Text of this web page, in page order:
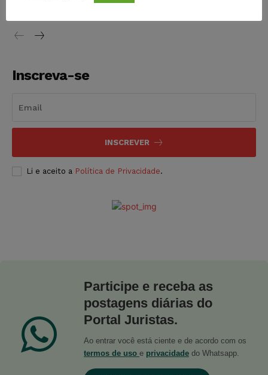
Inscreva-se
INSCREVER
Li e aceito a Política de Privacidade.
Participe e receba as
postagens diárias do
Portal Juristas.
Ao entrar você está ciente e de acordo com os
termos de uso e privacidade do Whatsapp.